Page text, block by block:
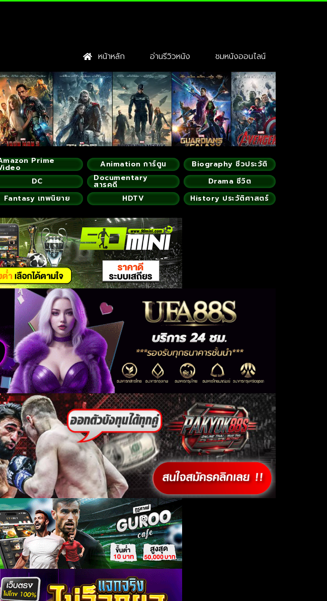
หน้าหลัก อ่านรีวิวหนัง ชมหนังออนไลน์
Prime Animation การ์ตูน
Biography ชีวประวัติ
DC Documentary
สารคดี
Drama ชีวิต
Fantasy เทพนิยาย HDTV History ประวัติศาสตร์